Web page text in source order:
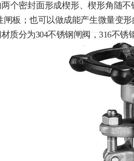
个密封面形成楔形、楔形角随
板；也可以做成能产生微量变
质分为304不锈钢闸阀，316不锈